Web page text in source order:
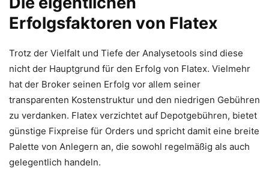
Erfolgsfaktoren von Flatex
Trotz der Vielfalt und Tiefe der Analysetools sind diese
nicht der Hauptgrund für den Erfolg von Flatex. Vielmehr
hat der Broker seinen Erfolg vor allem seiner
transparenten Kostenstruktur und den niedrigen Gebühren
zu verdanken. Flatex verzichtet auf Depotgebühren, bietet
günstige Fixpreise für Orders und spricht damit eine breite
Palette von Anlegern an, die sowohl regelmäßig als auch
gelegentlich handeln.